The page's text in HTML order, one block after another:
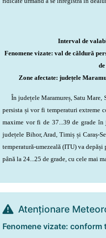
Interval de
Fenomene vizate: val de căldură
Zone afectate: județele
În județele Maramureș, Satu Mare,
persista și vor fi temperaturi extreme
maxime vor fi de 37...39 de grade în
județele Bihor, Arad, Timiș și Caraș-
temperatură-umezeală (ITU) va
până la 24...25 de grade, cu cele mai
Atenționare
Fenomene vizate: conform